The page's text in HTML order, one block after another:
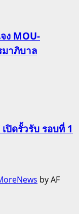
ง MOU-
าภิบาล
ปิดรั้วรับ รอบที่ 1
by AF